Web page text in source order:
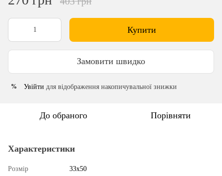
Купити
Замовити швидко
% Увійти для відображення накопичувальної знижки
До обраного Порівняти
Характеристики
Розмір
33х50